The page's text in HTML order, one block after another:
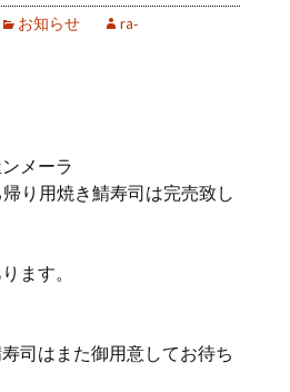
お知らせ
ra-
メーラ
り用焼き鯖寿司は完売致し
ます。
司はまた御用意してお待ち